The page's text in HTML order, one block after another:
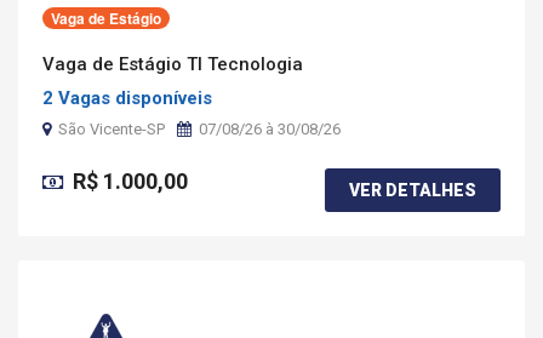
Vaga de Estágio
Vaga de Estágio TI Tecnologia
2 Vagas disponíveis
São Vicente-SP 07/08/26 à 30/08/26
R$ 1.000,00 VER DETALHES